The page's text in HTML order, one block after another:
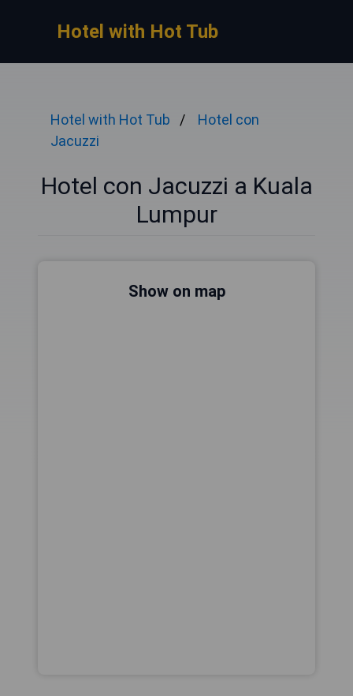
Hotel with Hot Tub
Hotel with Hot Tub
Hotel con
Jacuzzi
Hotel con Jacuzzi a Kuala
Lumpur
Show on map